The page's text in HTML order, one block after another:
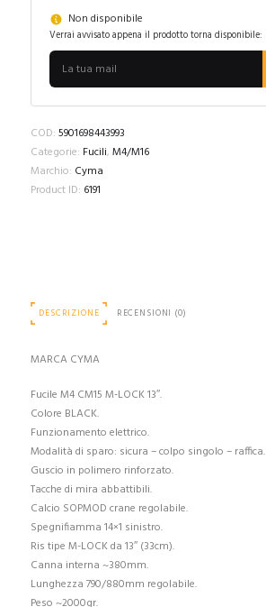
Non disponibile
Verrai avvisato appena il prodotto torna disponibile:
COD: 5901698443993
Categorie: Fucili, M4/M16
Marchio: Cyma
Product ID: 6191
DESCRIZIONE RECENSIONI (0)
MARCA CYMA
Fucile M4 CM15 M-LOCK 13″.
Colore BLACK.
Funzionamento elettrico.
Modalità di sparo: sicura – colpo singolo – raffica.
Guscio in polimero rinforzato.
Tacche di mira abbattibili.
Calcio SOPMOD crane regolabile.
Spegnifiamma 14×1 sinistro.
Ris tipe M-LOCK da 13″ (33cm).
Canna interna ~380mm.
Lunghezza 790/880mm regolabile.
Peso ~2000gr.